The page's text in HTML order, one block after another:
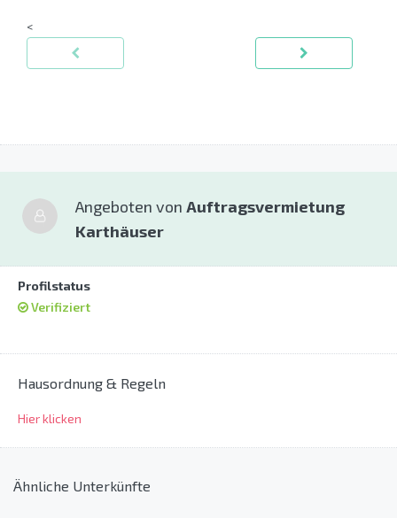
<
Angeboten von Auftragsvermietung
Karthäuser
Profilstatus
Verifiziert
Hausordnung & Regeln
Hier klicken
Ähnliche Unterkünfte